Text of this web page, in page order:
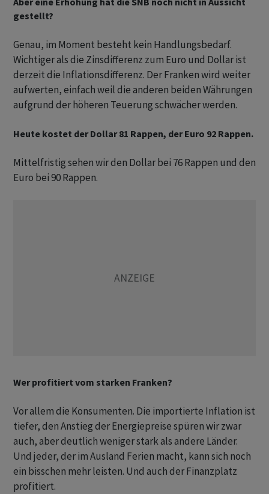
gestellt?
Genau, im Moment besteht kein Handlungsbedarf.
Wichtiger als die Zinsdifferenz zum Euro und Dollar ist
derzeit die Inflationsdifferenz. Der Franken wird weiter
aufwerten, einfach weil die anderen beiden Währungen
aufgrund der höheren Teuerung schwächer werden.
Heute kostet der Dollar 81 Rappen, der Euro 92 Rappen.
Mittelfristig sehen wir den Dollar bei 76 Rappen und den
Euro bei 90 Rappen.
Wer profitiert vom starken Franken?
Vor allem die Konsumenten. Die importierte Inflation ist
tiefer, den Anstieg der Energiepreise spüren wir zwar
auch, aber deutlich weniger stark als andere Länder.
Und jeder, der im Ausland Ferien macht, kann sich noch
ein bisschen mehr leisten. Und auch der Finanzplatz
profitiert.